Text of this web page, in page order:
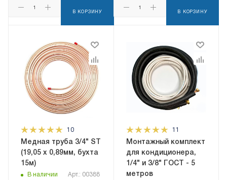
В КОРЗИНУ В КОРЗИНУ
10
Медная труба 3/4" ST
(19,05 х 0,89мм, бухта
15м)
В наличии Арт.: 00388
11
Монтажный комплект
для кондиционера,
1/4" и 3/8" ГОСТ - 5
метров